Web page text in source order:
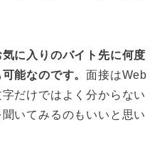
に入りのバイト先に何度
能なのです。面接はWeb
だけではよく分からない
いてみるのもいいと思い